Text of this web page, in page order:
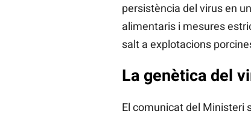
persistència del virus en
alimentaris i mesures
salt a explotacions
La genètica del
El comunicat del Ministeri